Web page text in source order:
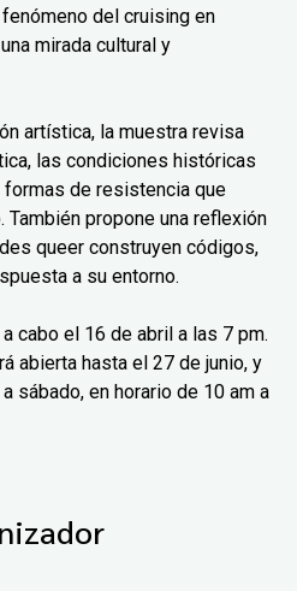
del cruising en
mirada cultural y
artística, la muestra revisa
las condiciones históricas
formas de resistencia que
propone una reflexión
queer construyen códigos,
a su entorno.
cabo el 16 de abril a las 7 pm.
abierta hasta el 27 de junio, y
sábado, en horario de 10 am a